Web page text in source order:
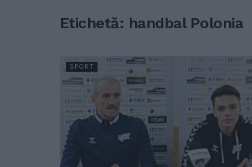
Etichetă: handbal Polonia
SPORT